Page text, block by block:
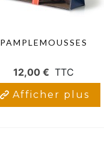
PAMPLEMOUSSES
12,00 € TTC
Afficher plus